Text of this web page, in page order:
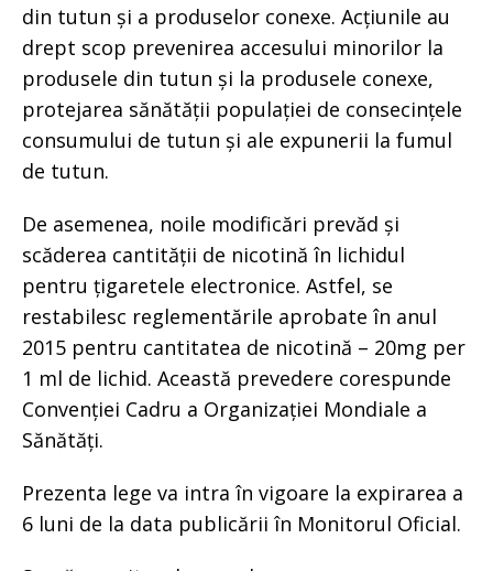
din tutun și a produselor conexe. Acțiunile au
drept scop prevenirea accesului minorilor la
produsele din tutun și la produsele conexe,
protejarea sănătății populației de consecințele
consumului de tutun și ale expunerii la fumul
de tutun.
De asemenea, noile modificări prevăd și
scăderea cantității de nicotină în lichidul
pentru țigaretele electronice. Astfel, se
restabilesc reglementările aprobate în anul
2015 pentru cantitatea de nicotină – 20mg per
1 ml de lichid. Această prevedere corespunde
Convenției Cadru a Organizației Mondiale a
Sănătăți.
Prezenta lege va intra în vigoare la expirarea a
6 luni de la data publicării în Monitorul Oficial.